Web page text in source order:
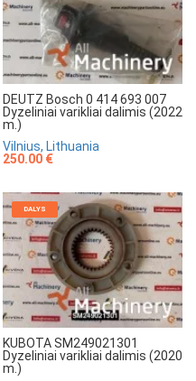
DEUTZ Bosch 0 414 693 007
Dyzeliniai varikliai dalimis (2022
m.)
Vilnius, Lithuania
250.00 €
DALYS
KUBOTA SM249021301
Dyzeliniai varikliai dalimis (2020
m.)